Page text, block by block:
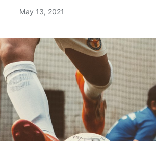
May 13, 2021